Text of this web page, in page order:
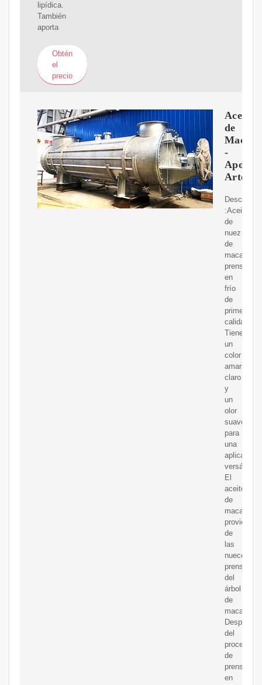
lipídica.
También
aporta
Obtén
el
precio
Aceite
de
-
:Aceite
de
nuez
de
prensado
en
frío
de
primera
calidad.
Tiene
un
color
amarillo
claro
y
un
olor
suave
para
una
aplicación
versátil.
El
aceite
de
proviene
de
las
nueces
prensadas
del
árbol
de
Después
del
proceso
de
prensado
en